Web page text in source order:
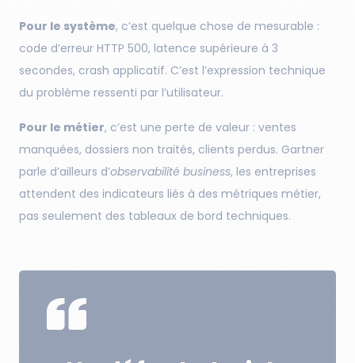
Pour le système, c’est quelque chose de mesurable :
code d’erreur HTTP 500, latence supérieure à 3
secondes, crash applicatif. C’est l’expression technique
du problème ressenti par l’utilisateur.
Pour le métier, c’est une perte de valeur : ventes
manquées, dossiers non traités, clients perdus. Gartner
parle d’ailleurs d’observabilité business, les entreprises
attendent des indicateurs liés à des métriques métier,
pas seulement des tableaux de bord techniques.